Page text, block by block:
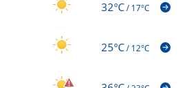
32°C/17°C
25°C/12°C